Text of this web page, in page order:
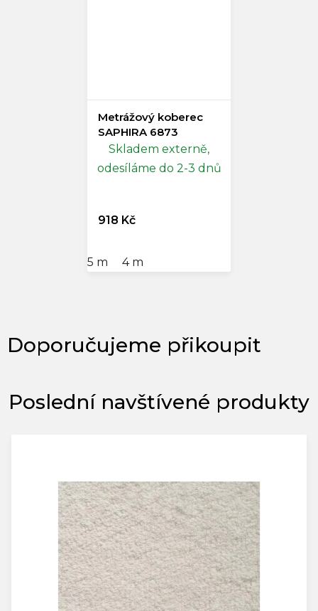
Metrážový koberec
SAPHIRA 6873
Skladem externě,
odesíláme do 2-3 dnů
918 Kč
5 m 4 m
Poslední navštívené produkty